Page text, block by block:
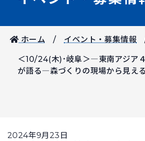
ホーム イベント・募集情報
＜10/24(木)･岐阜＞―東南アジア
が語る―森づくりの現場から見え
2024年9月23日